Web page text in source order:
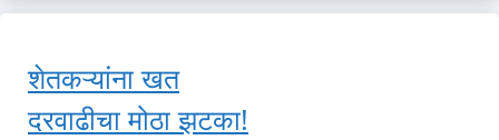
शेतकऱ्यांना खत
दरवाढीचा मोठा झटका!